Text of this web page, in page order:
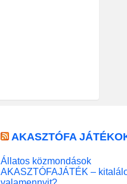
AKASZTÓFA
Állatos közmondások
AKASZTÓFAJÁTÉK –